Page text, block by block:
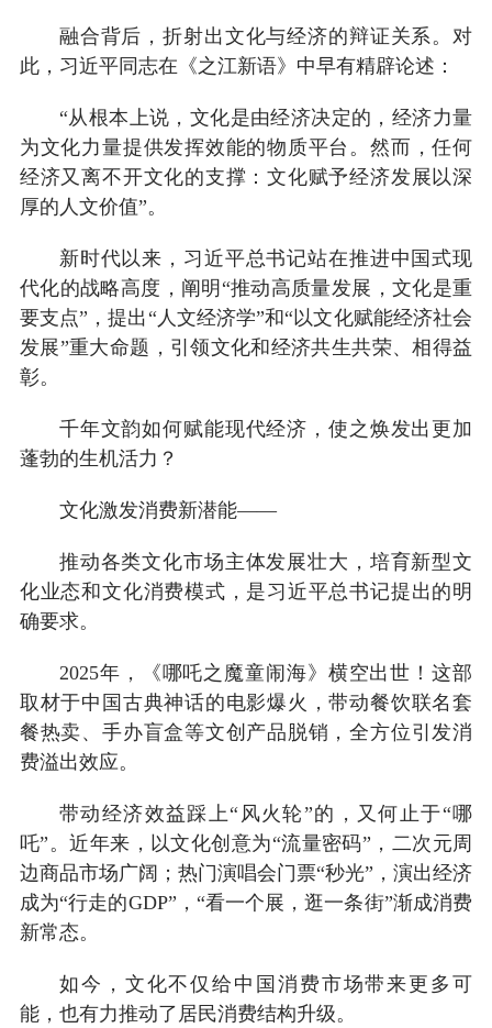
融合背后，折射出文化与经济的辩证关系。对
此，习近平同志在《之江新语》中早有精辟论述：
“从根本上说，文化是由经济决定的，经济力量
为文化力量提供发挥效能的物质平台。然而，任何
经济又离不开文化的支撑：文化赋予经济发展以深
厚的人文价值”。
新时代以来，习近平总书记站在推进中国式现
代化的战略高度，阐明“推动高质量发展，文化是重
要支点”，提出“人文经济学”和“以文化赋能经济社会
发展”重大命题，引领文化和经济共生共荣、相得益
彰。
千年文韵如何赋能现代经济，使之焕发出更加
蓬勃的生机活力？
文化激发消费新潜能——
推动各类文化市场主体发展壮大，培育新型文
化业态和文化消费模式，是习近平总书记提出的明
确要求。
2025年，《哪吒之魔童闹海》横空出世！这部
取材于中国古典神话的电影爆火，带动餐饮联名套
餐热卖、手办盲盒等文创产品脱销，全方位引发消
费溢出效应。
带动经济效益踩上“风火轮”的，又何止于“哪
吒”。近年来，以文化创意为“流量密码”，二次元周
边商品市场广阔；热门演唱会门票“秒光”，演出经济
成为“行走的GDP”，“看一个展，逛一条街”渐成消费
新常态。
如今，文化不仅给中国消费市场带来更多可
能，也有力推动了居民消费结构升级。